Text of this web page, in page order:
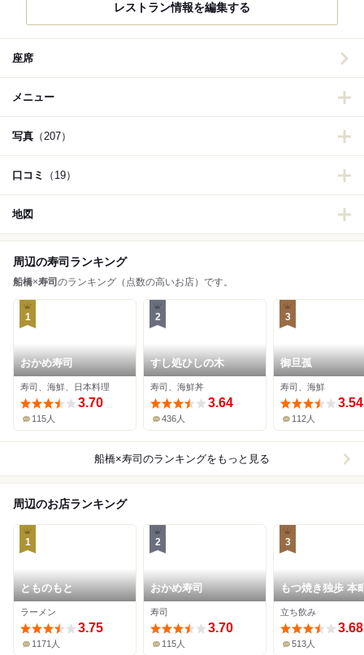
レストラン情報を編集する
座席
メニュー
写真 （207）
口コミ （19）
地図
周辺の寿司ランキング
船橋×寿司 のランキング（点数の高いお店）です。
1
おかめ寿司
寿司、海鮮、日本料理
3.70
115人
2
すし処ひしの木
寿司、海鮮丼
3.64
436人
3
御旦孤
寿司、海鮮
3.54
112人
船橋×寿司 のランキングをもっと見る
周辺のお店ランキング
1
とものもと
ラーメン
3.75
1171人
2
おかめ寿司
寿司
3.70
115人
3
もつ焼き独歩 本
立ち飲み
3.68
513人